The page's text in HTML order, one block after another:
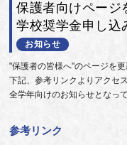
保護者向けページ
学校奨学金申し込
お知らせ
"保護者の皆様へ"のページを
下記、参考リンクよりアクセ
全学年向けのお知らせとなっ
参考リンク